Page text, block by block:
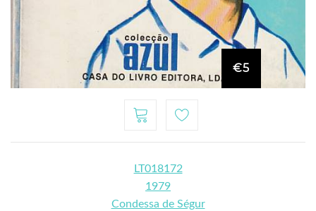
€5
LT018172
1979
Condessa de Ségur